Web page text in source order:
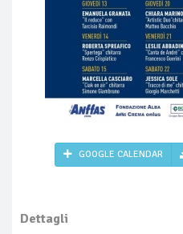
GOOGLE CALENDAR
Dettagli